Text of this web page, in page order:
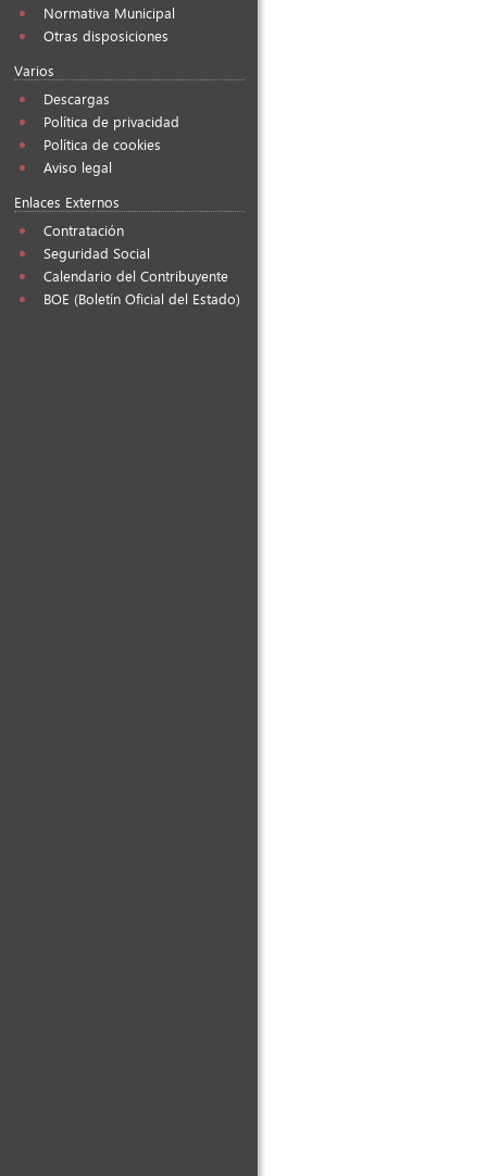
Normativa Municipal
Otras disposiciones
Varios
Descargas
Política de privacidad
Política de cookies
Aviso legal
Enlaces Externos
Contratación
Seguridad Social
Calendario del Contribuyente
BOE (Boletín Oficial del Estado)